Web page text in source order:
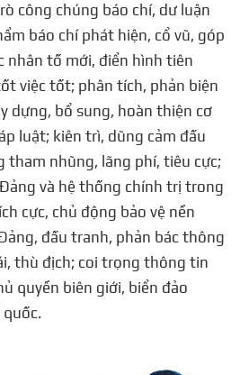
công chúng báo chí, dư luận
báo chí phát hiện, cổ vũ, góp
nhân tố mới, điển hình tiên
việc tốt; phân tích, phản biện
dựng, bổ sung, hoàn thiện cơ
luật; kiên trì, dũng cảm đấu
tham nhũng, lãng phí, tiêu cực;
và hệ thống chính trị trong
cực, chủ động bảo vệ nền
đấu tranh, phản bác thông
thù địch; coi trọng thông tin
quyền biên giới, biển đảo